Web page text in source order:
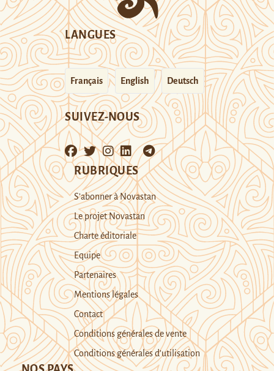
LANGUES
Français English Deutsch
SUIVEZ-NOUS
RUBRIQUES
S’abonner à Novastan
Le projet Novastan
Charte éditoriale
Equipe
Partenaires
Mentions légales
Contact
Conditions générales de vente
Conditions générales d’utilisation